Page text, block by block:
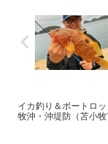
イカ釣り＆ボートロ
牧沖・沖堤防（苫小牧